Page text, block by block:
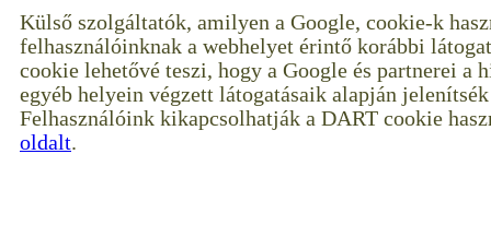
Külső szolgáltatók, amilyen a Google, cookie-k
felhasználóinknak a webhelyet érintő korábbi
cookie lehetővé teszi, hogy a Google és partnerei a
egyéb helyein végzett látogatásaik alapján
Felhasználóink kikapcsolhatják a DART cookie
oldalt.